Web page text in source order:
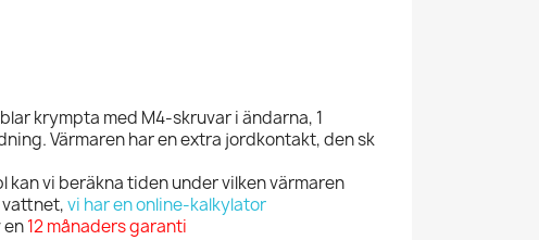
krympta med M4-skruvar i ändarna, 1
Värmaren har en extra jordkontakt, den sk
kan vi beräkna tiden under vilken värmaren
vattnet,vi har en online-kalkylator
en12 månaders garanti